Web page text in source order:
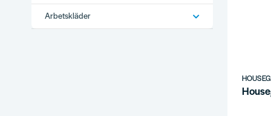
Arbetskläder